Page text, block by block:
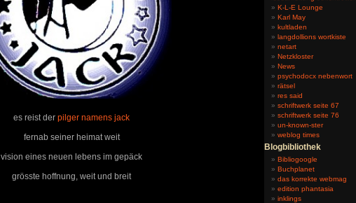
es reist der pilger namens jack
fernab seiner heimat weit
vision eines neuen lebens im gepäck
grösste hoffnung, weit und breit
K-L-E Lounge
Karl May
kultladen
langdollions wortkiste
netart
Netzkloster
News
psychodocx nebenwort
rätsel
res said
schriftwerk seite 67
schriftwerk seite 76
un-known-ster
weblog times
Blogbibliothek
Bibliogoogle
Buchplanet
das korrekte webmag
edition phantasia
inklings